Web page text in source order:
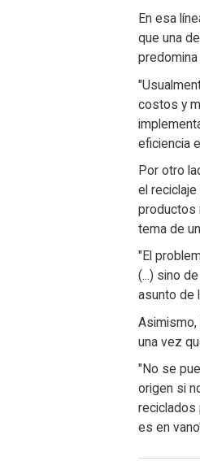
En esa
que una
costos y
eficiencia
Por otro
el
productos
tema de
"El
(...) sino
asunto de
Asimismo,
una vez
"No se
origen si
reciclados
es en